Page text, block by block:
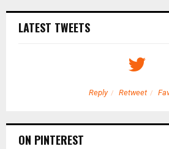
LATEST TWEETS
Reply Retweet
ON PINTEREST